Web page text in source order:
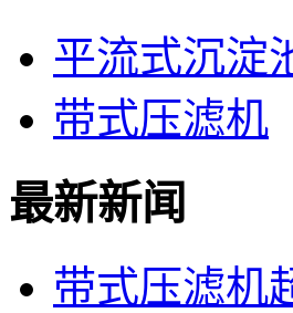
平流式沉淀
带式压滤机
最新新闻
带式压滤机